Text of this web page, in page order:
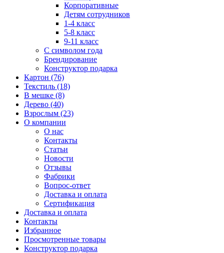
Корпоративные
Детям сотрудников
1-4 класс
5-8 класс
9-11 класс
С символом года
Брендирование
Конструктор подарка
Картон (76)
Текстиль (18)
В мешке (8)
Дерево (40)
Взрослым (23)
О компании
О нас
Контакты
Статьи
Новости
Отзывы
Фабрики
Вопрос-ответ
Доставка и оплата
Сертификация
Доставка и оплата
Контакты
Избранное
Просмотренные товары
Конструктор подарка